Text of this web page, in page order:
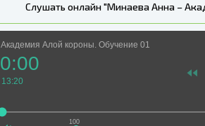
Слушать онлайн "Минаева Анна –
Академия Алой короны. Обучение 01
100
0:00
13:20